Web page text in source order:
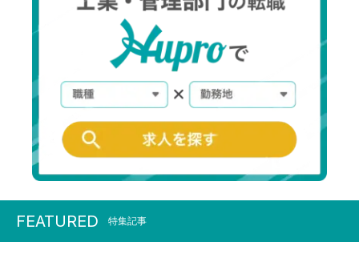
FEATURED 特集記事